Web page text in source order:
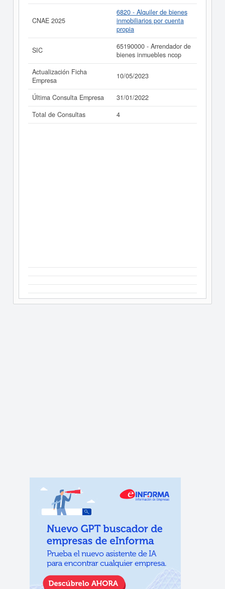
La última actualización del informe de empresa se ha
realizado el 10/05/2023.
CNAE 2025
6820 - Alquiler de bienes
inmobiliarios por cuenta
propia
SIC
65190000 - Arrendador de
bienes inmuebles ncop
Actualización Ficha
Empresa
10/05/2023
Última Consulta Empresa
31/01/2022
Total de Consultas
4